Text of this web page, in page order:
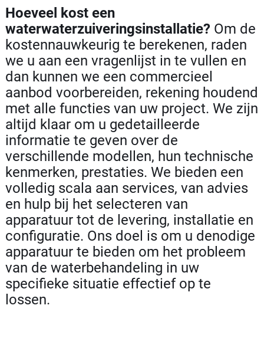
Hoeveel kost een
waterwaterzuiveringsinstallatie? Om de
kostennauwkeurig te berekenen, raden
we u aan een vragenlijst in te vullen en
dan kunnen we een commercieel
aanbod voorbereiden, rekening houdend
met alle functies van uw project. We zijn
altijd klaar om u gedetailleerde
informatie te geven over de
verschillende modellen, hun technische
kenmerken, prestaties. We bieden een
volledig scala aan services, van advies
en hulp bij het selecteren van
apparatuur tot de levering, installatie en
configuratie. Ons doel is om u denodige
apparatuur te bieden om het probleem
van de waterbehandeling in uw
specifieke situatie effectief op te
lossen.